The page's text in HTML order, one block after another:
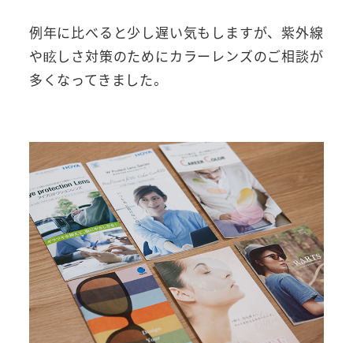
例年に比べると少し遅い気もしますが、紫外線
や眩しさ対策のためにカラーレンズのご相談が
多くなってきました。